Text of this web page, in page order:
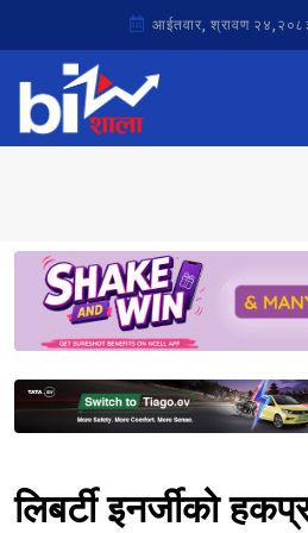
आईतवार, श्रावण
लिबर्टी इनर्जीको